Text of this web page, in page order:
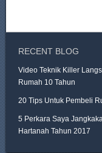
RECENT BLOG
Video Teknik Killer
Rumah 10 Tahun
20 Tips Untuk Pembeli
5 Perkara Saya
Hartanah Tahun 2017